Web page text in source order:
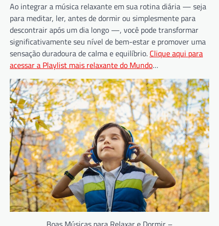
Ao integrar a música relaxante em sua rotina diária — seja
para meditar, ler, antes de dormir ou simplesmente para
descontrair após um dia longo —, você pode transformar
significativamente seu nível de bem-estar e promover uma
sensação duradoura de calma e equilíbrio. Clique aqui para
acessar a Playlist mais relaxante do Mundo…